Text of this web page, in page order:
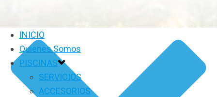
INICIO
Quienes Somos
PISCINAS
SERVICIOS
ACCESORIOS